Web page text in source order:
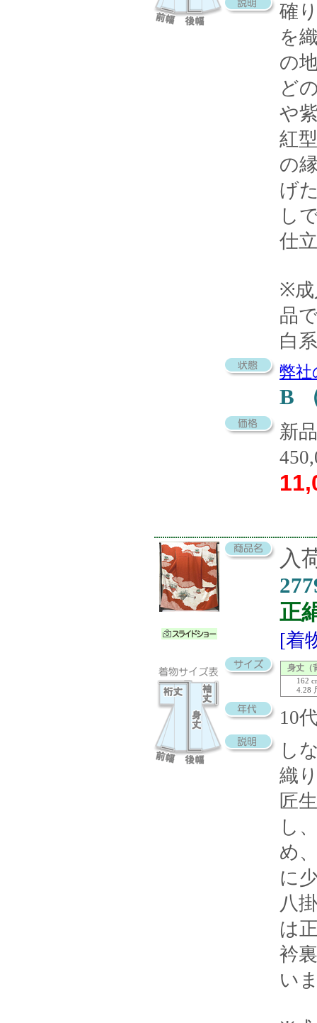
確
を
の
ど
や
紅
の
げ
し
仕
※成
品
白
弊社
B
新
入
正
[着
身丈（
162
4.28
10
し
織
匠
し
め
に
八
は
衿
い